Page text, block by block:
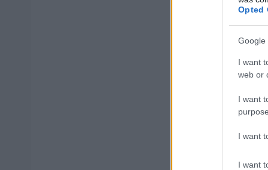
Opted
Google
I want
web or
I want
I want
I want
διοίκηση τουe-
ΑΣΕΠ: